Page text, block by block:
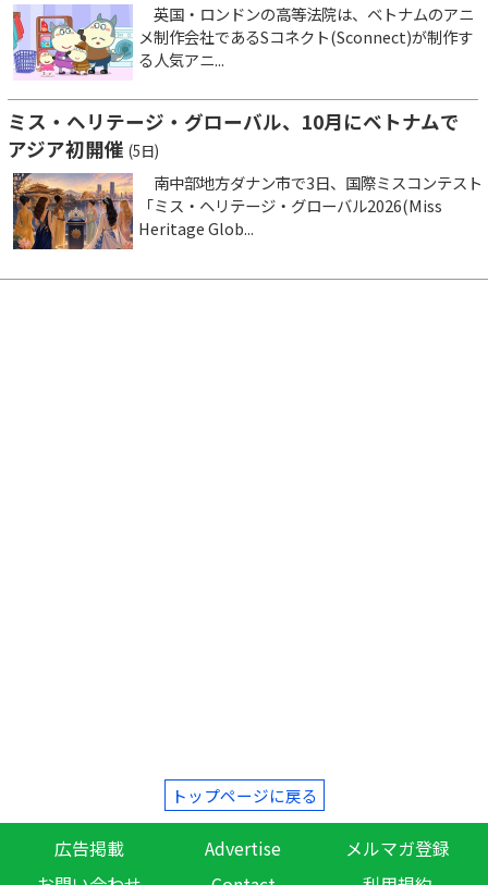
英国・ロンドンの高等法院は、ベトナムのアニ
メ制作会社であるSコネクト(Sconnect)が制作す
る人気アニ...
ミス・ヘリテージ・グローバル、10月にベトナムで
アジア初開催 (5日)
南中部地方ダナン市で3日、国際ミスコンテスト
「ミス・ヘリテージ・グローバル2026(Miss
Heritage Glob...
トップページに戻る
広告掲載 Advertise
メルマガ登録